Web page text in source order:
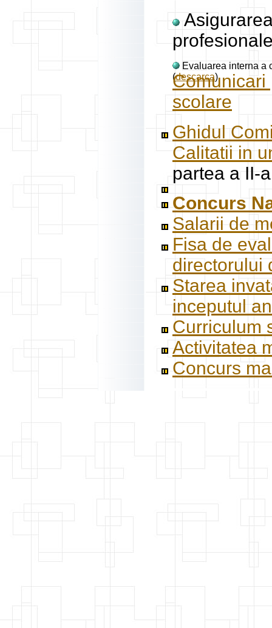
Evaluarea interna a
(descarca)
Comunicari
scolare
Ghidul
Calitatii in
partea a II-a
Concurs
Salarii de
Fisa de
directorului
Starea
inceputul
Curriculum
Activitatea
Concurs